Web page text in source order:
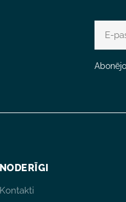
pasts
NODERĪGI
Kontakti